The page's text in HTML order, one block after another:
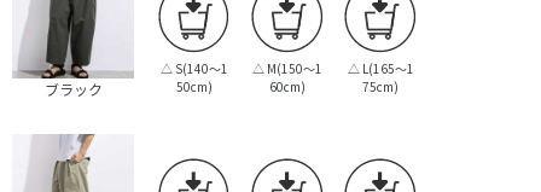
ブラック
△ S(140～1
50cm)
△ M(150～1
60cm)
△ L(165～1
75cm)